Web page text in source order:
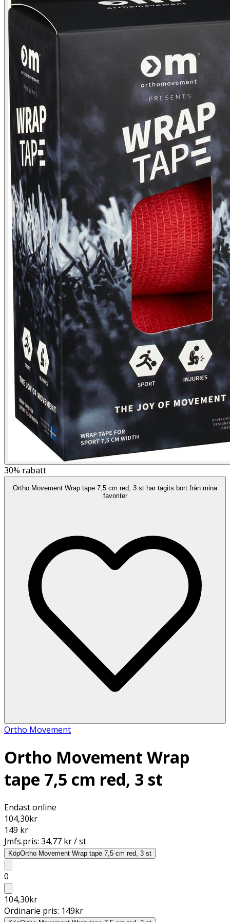
30% rabatt
Ortho Movement Wrap tape 7,5 cm red, 3 st har tagits bort från mina
favoriter
Ortho Movement
Ortho Movement Wrap
tape 7,5 cm red, 3 st
Endast online
104,30kr
149 kr
Jmfs.pris: 34,77 kr / st
KöpOrtho Movement Wrap tape 7,5 cm red, 3 st
0
104,30kr
Ordinarie pris: 149kr